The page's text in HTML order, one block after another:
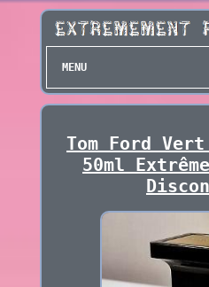
MENU
Tom Ford Vert
50ml